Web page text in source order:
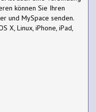
können Sie Ihren
und MySpace senden.
X, Linux, iPhone, iPad,